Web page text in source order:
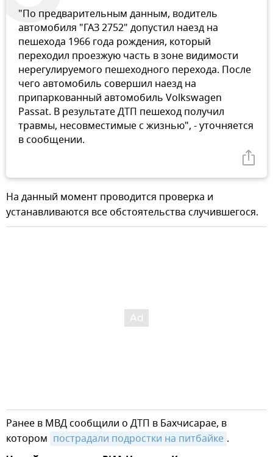
"По предварительным данным, водитель
автомобиля "ГАЗ 2752" допустил наезд на
пешехода 1966 года рождения, который
переходил проезжую часть в зоне видимости
нерегулируемого пешеходного перехода. После
чего автомобиль совершил наезд на
припаркованный автомобиль Volkswagen
Passat. В результате ДТП пешеход получил
травмы, несовместимые с жизнью", - уточняется
в сообщении.
На данный момент проводится проверка и
устанавливаются все обстоятельства случившегося.
Ранее в МВД сообщили о ДТП в Бахчисарае, в
котором пострадали подростки на питбайке .